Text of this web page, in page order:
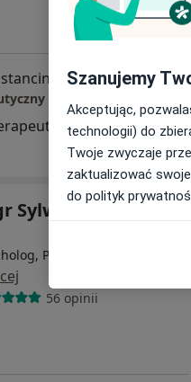
Jeziorna•Mapa
260 zł
Sylwia Szczygielska
Psychoterapeuta
56 opinii
Szanujemy
Akceptując,
technologii) do
Twoje zwyczaje
zaktualizować
do polityk